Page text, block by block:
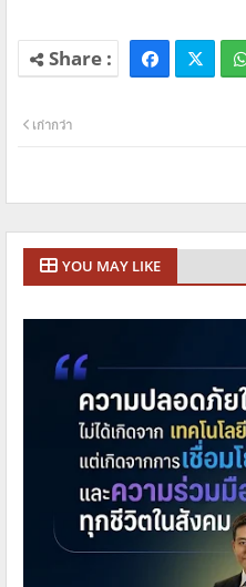
เก่ากว่า
YOU MAY LIKE